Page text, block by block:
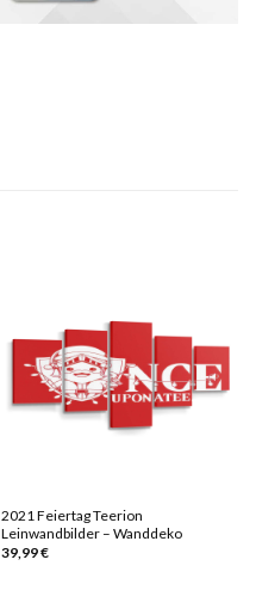
2021 Feiertag Teerion
Leinwandbilder – Wanddeko
39,99€